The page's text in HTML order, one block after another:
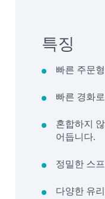
특징
빠른 주문
빠른 경화
혼합하지
어듭니다.
정밀한 스
다양한 유